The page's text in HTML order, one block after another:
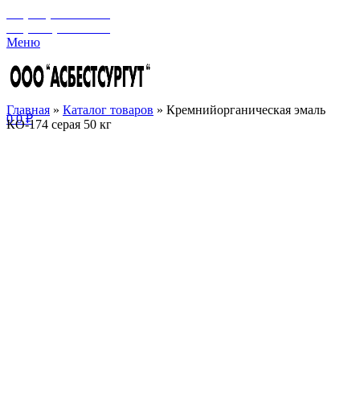
Меню
00₽
Главная » Каталог товаров » Кремнийорганическая эмаль
КО-174 серая 50 кг